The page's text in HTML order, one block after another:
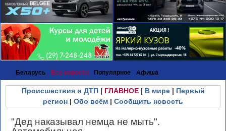
Беларусь Все новости Популярное Афиша
Происшествия и ДТП| ГЛАВНОЕ| В мире| Первый
регион | Обо всём | Сообщить новость
"Дед наказывал немца не мыть".